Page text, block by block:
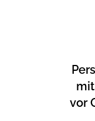
vor